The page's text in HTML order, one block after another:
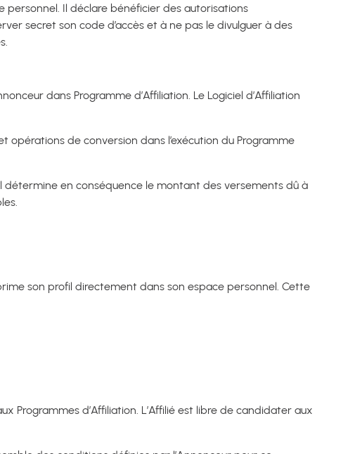
personnel. Il déclare bénéficier des autorisations
secret son code d’accès et à ne pas le divulguer à des
dans Programme d’Affiliation. Le Logiciel d’Affiliation
opérations de conversion dans l’exécution du Programme
détermine en conséquence le montant des versements dû à
son profil directement dans son espace personnel. Cette
Programmes d’Affiliation. L’Affilié est libre de candidater aux